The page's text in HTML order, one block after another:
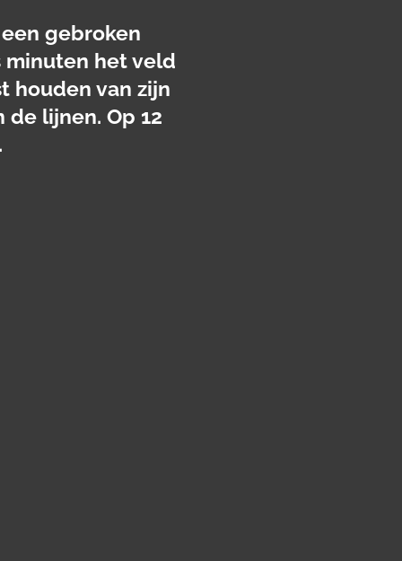
gebroken
minuten het veld
houden van zijn
lijnen. Op 12